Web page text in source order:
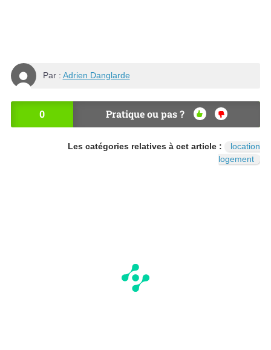
Par : Adrien Danglarde
0 Pratique ou pas ?
OU
NO
N
Les catégories relatives à cet article :
location
logement